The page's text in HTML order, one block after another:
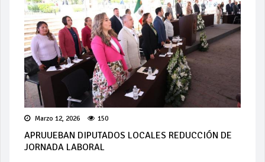
Marzo 12, 2026 150
APRUUEBAN DIPUTADOS LOCALES REDUCCIÓN DE
JORNADA LABORAL